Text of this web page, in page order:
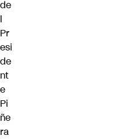
de
l
Pr
esi
de
nt
e
Pi
ñe
ra